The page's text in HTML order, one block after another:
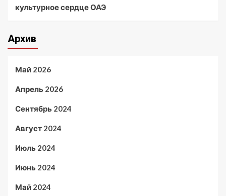
культурное сердце ОАЭ
Архив
Май 2026
Апрель 2026
Сентябрь 2024
Август 2024
Июль 2024
Июнь 2024
Май 2024